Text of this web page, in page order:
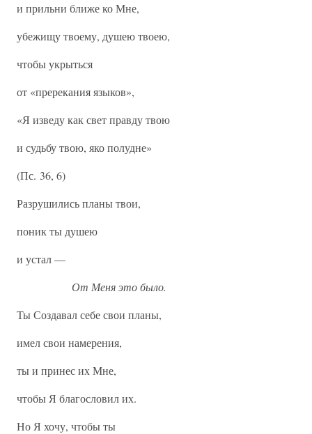
и прильни ближе ко Мне,
убежищу твоему, душею твоею,
чтобы укрыться
от «пререкания языков»,
«Я изведу как свет правду твою
и судьбу твою, яко полудне»
(Пс. 36, 6)
Разрушились планы твои,
поник ты душею
и устал —
От Меня это было.
Ты Создавал себе свои планы,
имел свои намерения,
ты и принес их Мне,
чтобы Я благословил их.
Но Я хочу, чтобы ты